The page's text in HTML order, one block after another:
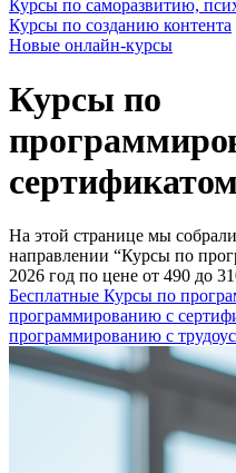
Курсы по саморазвитию,
Курсы по созданию контента
Новые онлайн‑курсы
Курсы по
сертификатом
На этой странице мы
направлении “Курсы по
2026 год по цене от 490 до
Бесплатные Курсы по
программированию с
программированию с